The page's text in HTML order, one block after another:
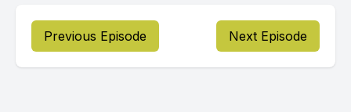
Previous Episode Next Episode